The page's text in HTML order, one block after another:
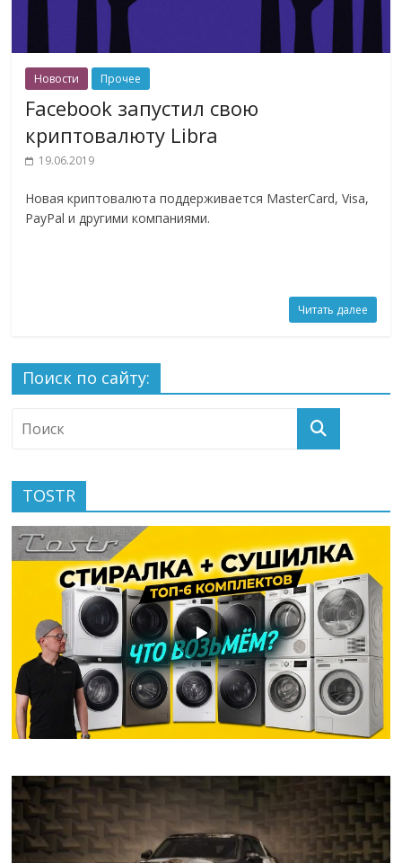
Новости Прочее
Facebook запустил свою
криптовалюту Libra
19.06.2019
Новая криптовалюта поддерживается MasterCard, Visa,
PayPal и другими компаниями.
Читать далее
Поиск по сайту:
TOSTR